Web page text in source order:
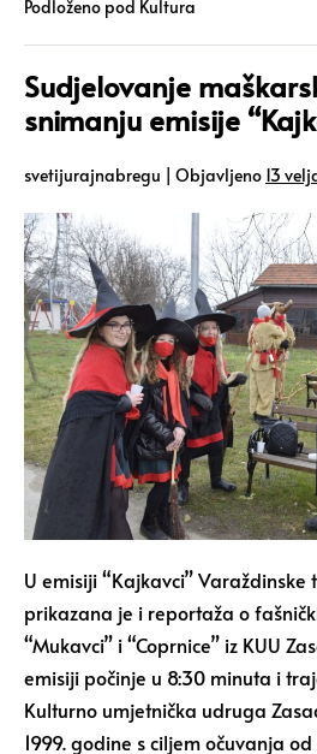
Podloženo pod Kultura
Sudjelovanje
snimanju emisije
svetijurajnabregu | Objavljeno 13
U emisiji “Kajkavci” Varaždinske
prikazana je i reportaža o
“Mukavci” i “Coprnice” iz KUU
emisiji počinje u 8:30 minuta i
Kulturno umjetnička udruga
1999. godine s ciljem očuvanja